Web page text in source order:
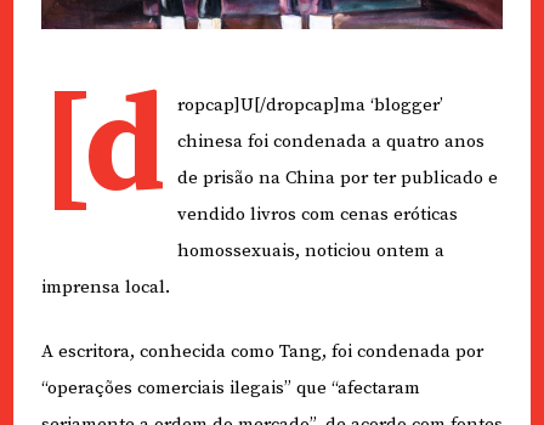
[d
ropcap]U[/dropcap]ma ‘blogger’
chinesa foi condenada a quatro anos
de prisão na China por ter publicado e
vendido livros com cenas eróticas
homossexuais, noticiou ontem a
imprensa local.
A escritora, conhecida como Tang, foi condenada por
“operações comerciais ilegais” que “afectaram